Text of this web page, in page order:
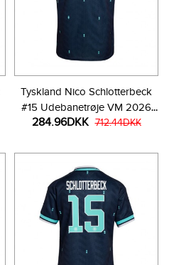
Tyskland Nico Schlotterbeck
#15 Udebanetrøje VM 2026
Kortærmet
284.96DKK 712.44DKK